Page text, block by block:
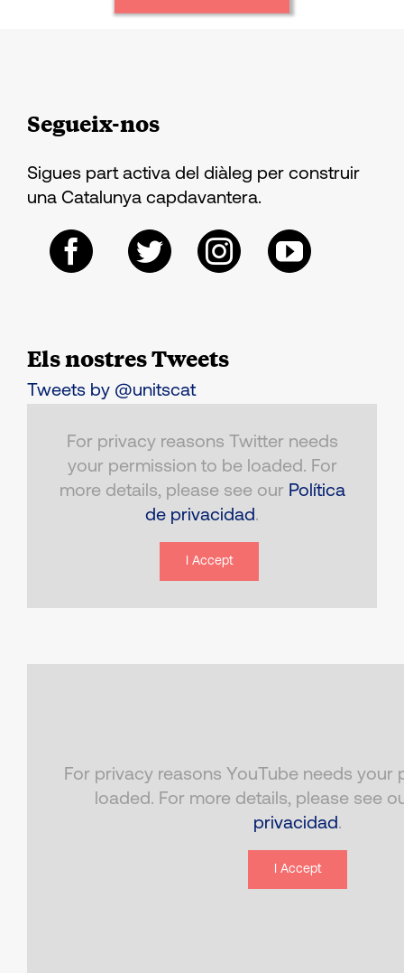
Segueix-nos
Sigues part activa del diàleg per construir
una Catalunya capdavantera.
Els nostres Tweets
Tweets by @unitscat
For privacy reasons Twitter needs
your permission to be loaded. For
more details, please see our Política
de privacidad.
I Accept
For privacy reasons YouTube needs your
loaded. For more details, please see
privacidad.
I Accept